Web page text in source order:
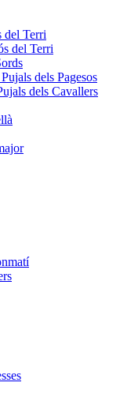
del Terri
del Terri
dels Pagesos
dels Cavallers